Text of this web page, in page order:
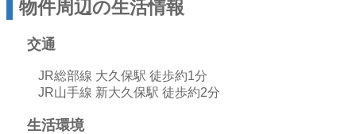
物件周辺の生活情報
交通
JR総部線 大久保駅 徒歩約1分
JR山手線 新大久保駅 徒歩約2分
生活環境